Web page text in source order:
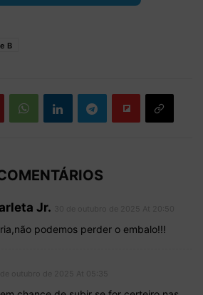
B
Jr.
podemos perder o embalo!!!